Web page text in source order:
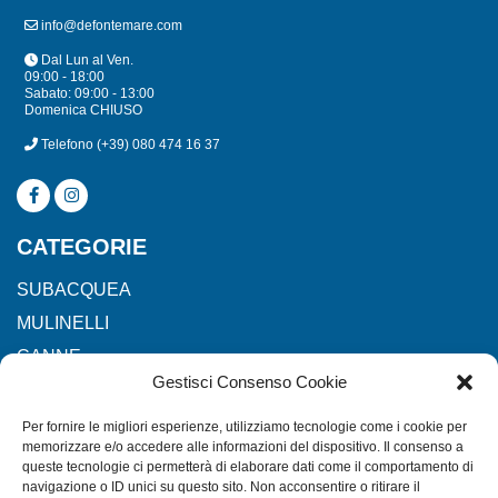
Gestisci Consenso Cookie
Per fornire le migliori esperienze, utilizziamo tecnologie come i cookie per
memorizzare e/o accedere alle informazioni del dispositivo. Il consenso a
queste tecnologie ci permetterà di elaborare dati come il comportamento di
navigazione o ID unici su questo sito. Non acconsentire o ritirare il
info@defontemare.com
Dal Lun al Ven.
09:00 - 18:00
Sabato: 09:00 - 13:00
Domenica CHIUSO
Telefono (+39) 080 474 16 37
CATEGORIE
SUBACQUEA
MULINELLI
CANNE
ACCESSORI NAUTICI
ACCESSORI PESCA
EXTRA